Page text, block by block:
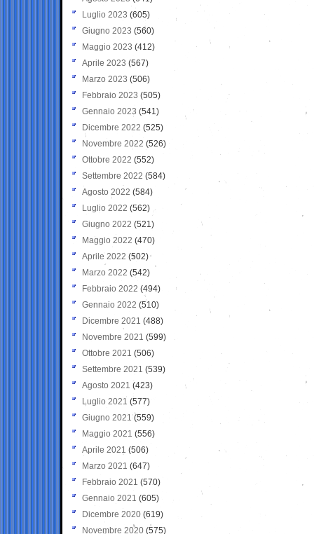
Luglio 2023 (605)
Giugno 2023 (560)
Maggio 2023 (412)
Aprile 2023 (567)
Marzo 2023 (506)
Febbraio 2023 (505)
Gennaio 2023 (541)
Dicembre 2022 (525)
Novembre 2022 (526)
Ottobre 2022 (552)
Settembre 2022 (584)
Agosto 2022 (584)
Luglio 2022 (562)
Giugno 2022 (521)
Maggio 2022 (470)
Aprile 2022 (502)
Marzo 2022 (542)
Febbraio 2022 (494)
Gennaio 2022 (510)
Dicembre 2021 (488)
Novembre 2021 (599)
Ottobre 2021 (506)
Settembre 2021 (539)
Agosto 2021 (423)
Luglio 2021 (577)
Giugno 2021(559)
Maggio 2021 (556)
Aprile 2021 (506)
Marzo 2021 (647)
Febbraio 2021 (570)
Gennaio 2021 (605)
Dicembre 2020 (619)
Novembre 2020 (575)